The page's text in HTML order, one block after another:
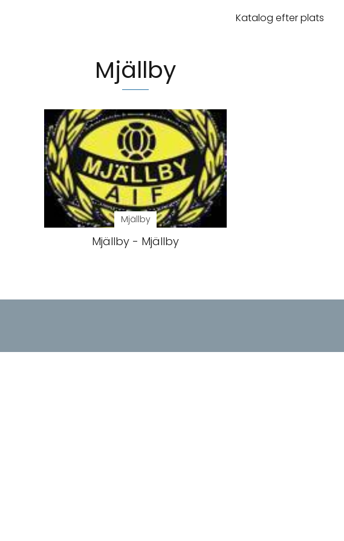
Katalog efter plats
Mjällby
Mjällby
Mjällby - Mjällby